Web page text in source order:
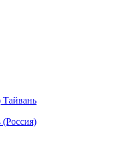
Тайвань
(Россия)